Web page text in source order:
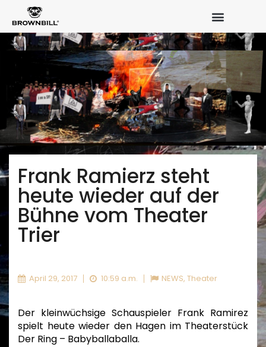
Frank Ramierz steht
heute wieder auf der
Bühne vom Theater
Trier
April 29, 2017 10:59 a.m. NEWS, Theater
Der kleinwüchsige Schauspieler Frank Ramirez
spielt heute wieder den Hagen im Theaterstück
Der Ring – Babyballaballa.